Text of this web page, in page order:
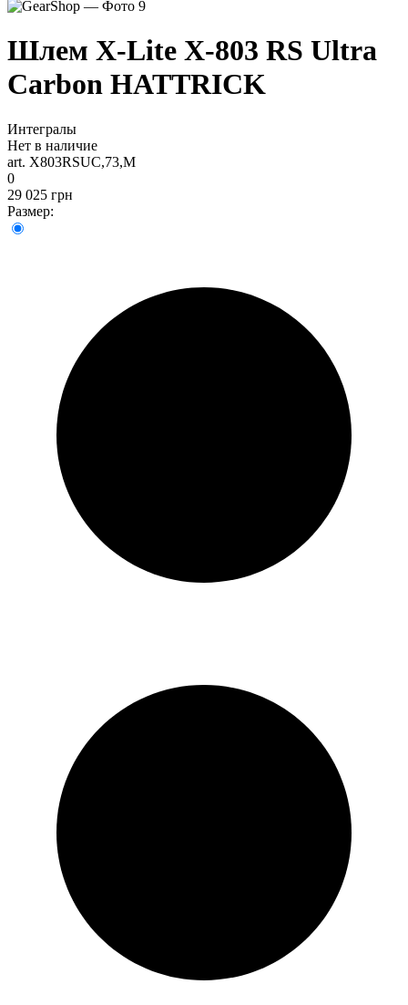
Шлем X-Lite X-803 RS Ultra
Carbon HATTRICK
Интегралы
Нет в наличие
art. X803RSUC,73,M
0
29 025 грн
Размер: